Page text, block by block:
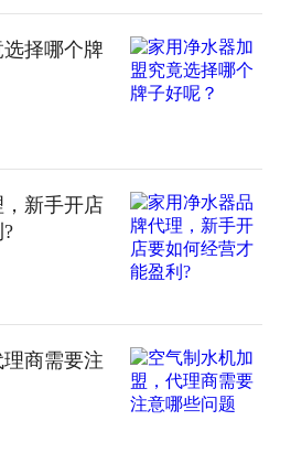
择哪个牌
新手开店
商需要注